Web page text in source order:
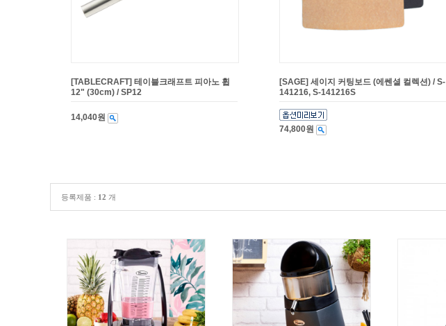
[TABLECRAFT] 테이블크래프트 피아노 휩
12" (30cm) / SP12
14,040원
[SAGE] 세이지 커팅보드 (에쎈셜 컬렉션) / S-
141216, S-141216S
74,800원
등록제품 : 12 개